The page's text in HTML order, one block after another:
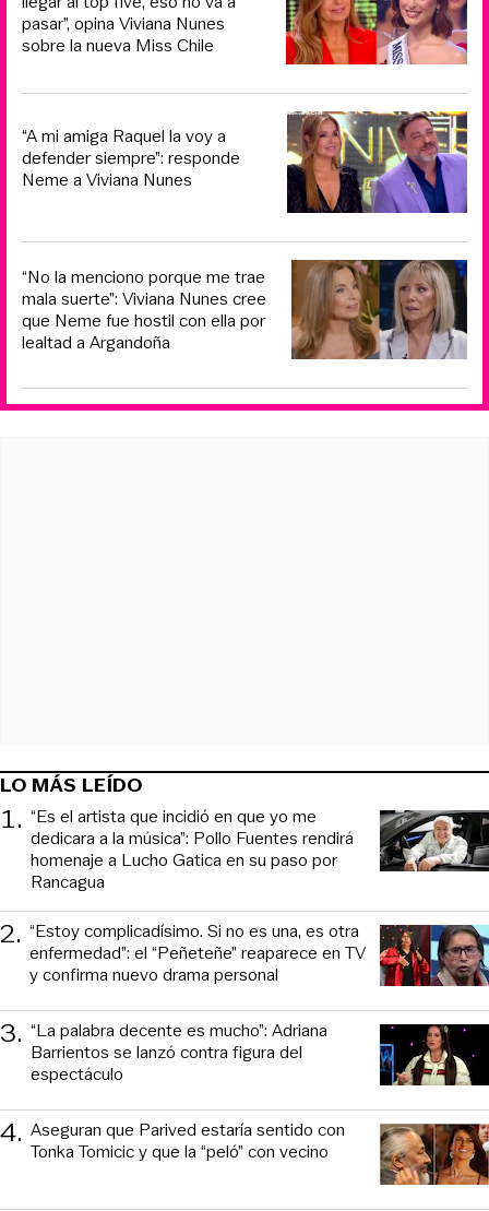
pasar”, opina Viviana Nunes
sobre la nueva Miss Chile
“A mi amiga Raquel la voy a
defender siempre”: responde
Neme a Viviana Nunes
“No la menciono porque me trae
mala suerte”: Viviana Nunes cree
que Neme fue hostil con ella por
lealtad a Argandoña
LO MÁS LEÍDO
1. “Es el artista que incidió en que yo me
dedicara a la música”: Pollo Fuentes rendirá
homenaje a Lucho Gatica en su paso por
Rancagua
2. “Estoy complicadísimo. Si no es una, es otra
enfermedad”: el “Peñeteñe” reaparece en TV
y confirma nuevo drama personal
3. “La palabra decente es mucho”: Adriana
Barrientos se lanzó contra figura del
espectáculo
4. Aseguran que Parived estaría sentido con
Tonka Tomicic y que la “peló” con vecino